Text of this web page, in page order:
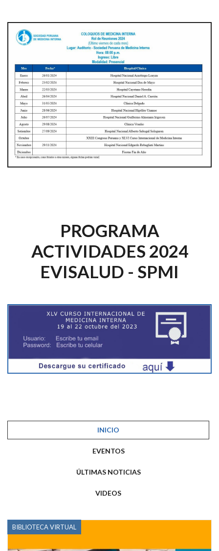
PROGRAMA
ACTIVIDADES 2024
EVISALUD - SPMI
INICIO
EVENTOS
ÚLTIMAS NOTICIAS
VIDEOS
BIBLIOTECA VIRTUAL